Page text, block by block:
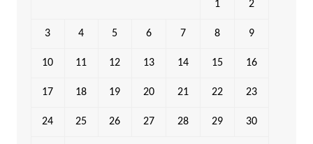
1 2
3 4 5 6 7 8 9
10 11 12 13 14 15 16
17 18 19 20 21 22 23
24 25 26 27 28 29 30